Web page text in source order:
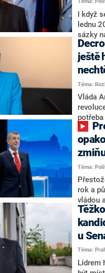
Téma:
I když
lednu
sázky
hlava
zmiňují
o
značně
nemá
ještě
Téma:
Vláda
Tejce
práva
adresu
vrátila
hnutí
Téma:
rok a
vládou
tom,
jméno
bude
u
Téma:
Lídrem